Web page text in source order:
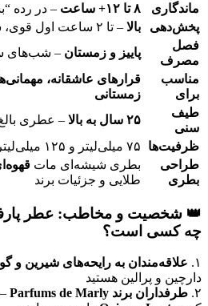
ماندگاری
۸ تا ۱۲+ ساعت
– در رده
پخش‌دهی
بالا – تا ۲ ساعت اول قوی، سپس متوسط
فصل
مصرف
پاییز و زمستان – شب‌های
مناسب
برای
قرارهای عاشقانه،
زمستانی
طیف
سنی
۲۵ سال به بالا
– عطری
ظرفیت‌ها
۷۵ میلی‌لیتر و ۱۲۵ میلی‌لیتر
طراحی
بطری
بطری شیشه‌ای مات
طلایی و جزئیات برند
👑 شخصیت و مخاطب: عطر
چه کسی است؟
۱. علاقه‌مندان به رایحه‌های شیرین و
دارچین و پرالین هستید
۲. طرفداران برند Parfums de Marly